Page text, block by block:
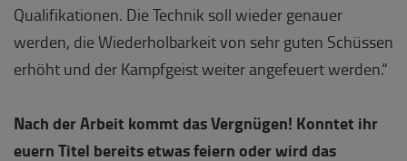
Qualifikationen. Die Technik soll wieder genauer
werden, die Wiederholbarkeit von sehr guten Schüssen
erhöht und der Kampfgeist weiter angefeuert werden.“
Nach der Arbeit kommt das Vergnügen! Konntet ihr
euern Titel bereits etwas feiern oder wird das